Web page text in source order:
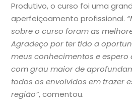
Produtivo, o curso foi uma
aperfeiçoamento profissional.
sobre o curso foram as
Agradeço por ter tido a
meus conhecimentos e
com grau maior de
todos os envolvidos em trazer
região”, comentou.